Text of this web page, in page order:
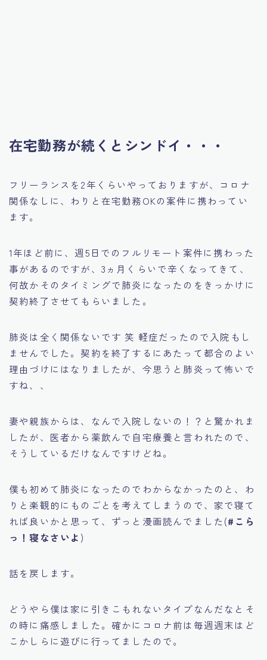
在宅勤務が続くとシンドイ・・・
フリーランスを2年くらいやっておりますが、コロナ
関係なしに、わりと在宅勤務OKの案件に携わってい
ます。
1年ほど前に、週5日でのフルリモート案件に携わった
事があるのですが、3ヵ月くらいで辛くなってきて、
何故かそのタイミングで肺炎になったのをきっかけに
契約終了させてもらいました。
肺炎は全く関係ないです 笑 軽症だったので入院もし
ませんでした。契約を終了するにあたって都合のよい
理由づけにはなりましたが、今思うと肺炎って怖いで
すね、、
妻や親族からは、なんで入院しないの！？と驚かれま
したが、医者から薬飲んで自宅療養と言われたので、
そうしているだけなんですけどね。
僕も初めて肺炎になったのでわからなかったのと、わ
りと楽観的にものごとを考えてしまうので、家で寝て
れば良いかと思って、ずっと漫画読んでました(#こら
っ！寝なさいよ )
話を戻します。
どうやら僕は家に引きこもれないタイプなんだなとそ
の時に痛感しました。確かにコロナ前は毎週週末はど
こかしらに遊びに行ってましたので。